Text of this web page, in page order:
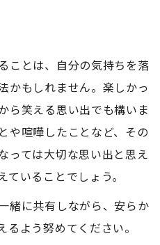
ことは、自分の気持ちを落
かもしれません。楽しかっ
ら笑える思い出でも構いま
や喧嘩したことなど、その
っては大切な思い出と思え
いることでしょう。
緒に共有しながら、安らか
よう努めてください。